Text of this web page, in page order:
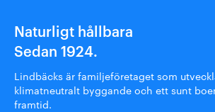
Naturligt hållbara
Sedan 1924.
Lindbäcks är familjeföretaget som
klimatneutralt byggande och ett sunt
framtid.